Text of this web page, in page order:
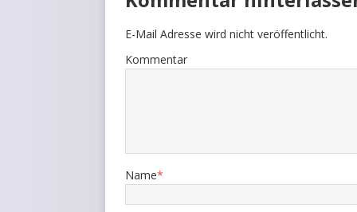
E-Mail Adresse wird nicht veröffentlicht.
Kommentar
Name*